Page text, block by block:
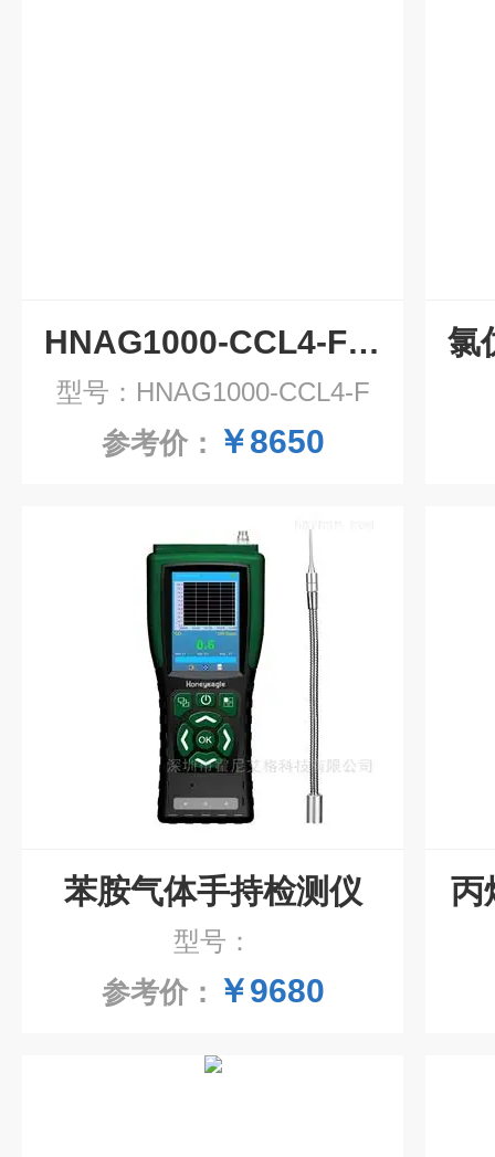
HNAG1000-CCL4-F四氯化碳气体检测仪
型号：HNAG1000-CCL4-F
参考价： ￥8650
苯胺气体手持检测仪
型号：
参考价： ￥9680
丙